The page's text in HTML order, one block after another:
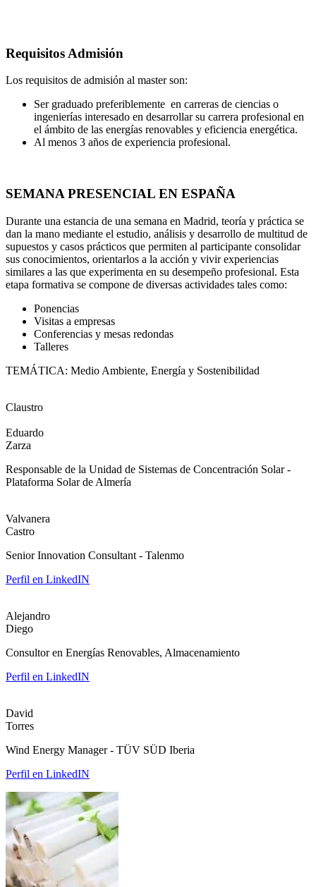
Requisitos Admisión
Los requisitos de admisión al master son:
Ser graduado preferiblemente en carreras de ciencias o
ingenierías interesado en desarrollar su carrera profesional en
el ámbito de las energías renovables y eficiencia energética.
Al menos 3 años de experiencia profesional.
SEMANA PRESENCIAL EN ESPAÑA
Durante una estancia de una semana en Madrid, teoría y práctica se
dan la mano mediante el estudio, análisis y desarrollo de multitud de
supuestos y casos prácticos que permiten al participante consolidar
sus conocimientos, orientarlos a la acción y vivir experiencias
similares a las que experimenta en su desempeño profesional. Esta
etapa formativa se compone de diversas actividades tales como:
Ponencias
Visitas a empresas
Conferencias y mesas redondas
Talleres
TEMÁTICA: Medio Ambiente, Energía y Sostenibilidad
Claustro
Eduardo
Zarza
Responsable de la Unidad de Sistemas de Concentración Solar -
Plataforma Solar de Almería
Valvanera
Castro
Senior Innovation Consultant - Talenmo
Perfil en LinkedIN
Alejandro
Diego
Consultor en Energías Renovables, Almacenamiento
Perfil en LinkedIN
David
Torres
Wind Energy Manager - TÜV SÜD Iberia
Perfil en LinkedIN